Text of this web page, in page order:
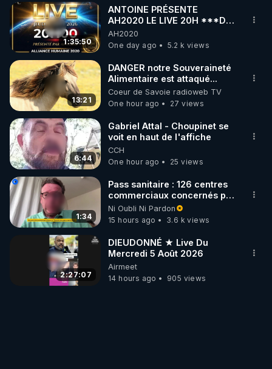
▶ 30 jours gratuit sur l’application de méditation et
de bien-être ENVOL :
Rendez-vous sur https://www.envol.app/code
le code : REGENERE
1:35:50
ANTOINE PRÉSENTE
AH2020 LE LIVE 20H ***DU
06/08/2026***
AH2020
One day ago
5.2 k views
13:21
DANGER notre Souveraineté
Alimentaire est attaqué...
Coeur de Savoie radioweb TV
One hour ago
27 views
6:44
Gabriel Attal - Choupinet se
voit en haut de l'affiche
CCH
One hour ago
25 views
1:34
Pass sanitaire : 126 centres
commerciaux concernés par
l'obligation dans toute la
France
Ni Oubli Ni Pardon
15 hours ago
3.6 k views
2:27:07
DIEUDONNÉ ★ Live Du
Mercredi 5 Août 2026
Airmeet
14 hours ago
905 views